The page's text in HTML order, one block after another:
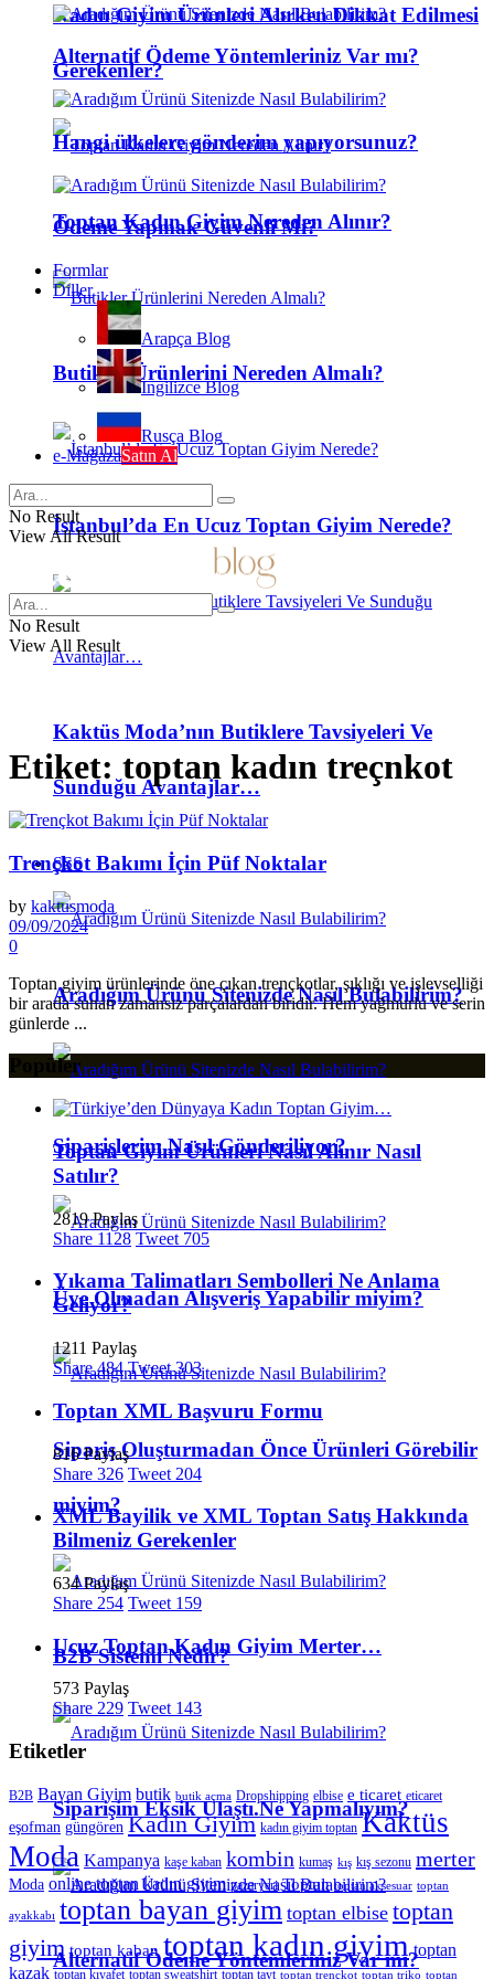
Kadın Giyim Ürünleri Alırken Dikkat Edilmesi
Gerekenler?
Toptan Kadın Giyim Nereden Alınır?
Butikler Ürünlerini Nereden Almalı?
İstanbul’da En Ucuz Toptan Giyim Nerede?
Kaktüs Moda’nın Butiklere Tavsiyeleri Ve
Sunduğu Avantajlar…
SSS
Aradığım Ürünü Sitenizde Nasıl Bulabilirim?
Siparişlerim Nasıl Gönderiliyor?
Üye Olmadan Alışveriş Yapabilir miyim?
Sipariş Oluşturmadan Önce Ürünleri Görebilir
miyim?
B2B Sistemi Nedir?
Siparişim Eksik Ulaştı.Ne Yapmalıyım?
Alternatif Ödeme Yöntemleriniz Var mı?
Alternatif Ödeme Yöntemleriniz Var mı?
Hangi ülkelere gönderim yapıyorsunuz?
Ödeme Yapmak Güvenli Mi?
Formlar
Diller
Arapça Blog
İngilizce Blog
Rusça Blog
e-MağazaSatın Al
No Result
View All Result
No Result
View All Result
Etiket: toptan kadın treçnkot
Trençkot Bakımı İçin Püf Noktalar
by kaktusmoda
09/09/2024
0
Toptan giyim ürünlerinde öne çıkan trençkotlar, şıklığı ve işlevselliği
bir arada sunan zamansız parçalardan biridir. Hem yağmurlu ve serin
günlerde ...
Popüler
Toptan Giyim Ürünleri Nasıl Alınır Nasıl
Satılır?
2819 Paylaş
Share 1128 Tweet 705
Yıkama Talimatları Sembolleri Ne Anlama
Geliyor?
1211 Paylaş
Share 484 Tweet 303
Toptan XML Başvuru Formu
816 Paylaş
Share 326 Tweet 204
XML Bayilik ve XML Toptan Satış Hakkında
Bilmeniz Gerekenler
634 Paylaş
Share 254 Tweet 159
Ucuz Toptan Kadın Giyim Merter…
573 Paylaş
Share 229 Tweet 143
Etiketler
B2B Bayan Giyim butik butik açma Dropshipping elbise e ticaret eticaret
eşofman güngören Kadın Giyim kadın giyim toptan Kaktüs
Moda Kampanya kaşe kaban kombin kumaş kış kış sezonu merter
Moda online toptan kadın giyim pazaryeri Toptan toptan aksesuar toptan
ayakkabı toptan bayan giyim toptan elbise toptan
giyim toptan kaban toptan kadın giyim toptan
kazak toptan kıyafet toptan sweatshirt toptan tayt toptan trençkot toptan triko toptan